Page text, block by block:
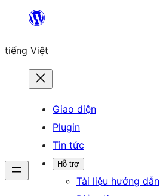
Chuyển
phần
tiếng Việt
Giao diện
Plugin
Tin tức
Hỗ trợ
Tài liệu hướng dẫn